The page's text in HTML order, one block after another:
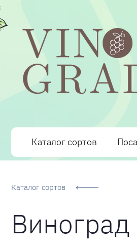
Сорта Винограда: описание,
Каталог сортов
Каталог сортов